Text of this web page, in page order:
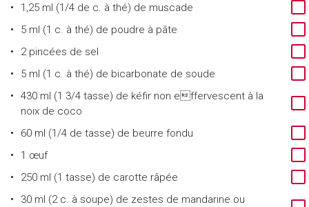
1,25 ml (1/4 de c. à thé) de muscade
5 ml (1 c. à thé) de poudre à pâte
2 pincées de sel
5 ml (1 c. à thé) de bicarbonate de soude
430 ml (1 3/4 tasse) de kéfir non effervescent à la
noix de coco
60 ml (1/4 de tasse) de beurre fondu
1 œuf
250 ml (1 tasse) de carotte râpée
30 ml (2 c. à soupe) de zestes de mandarine ou